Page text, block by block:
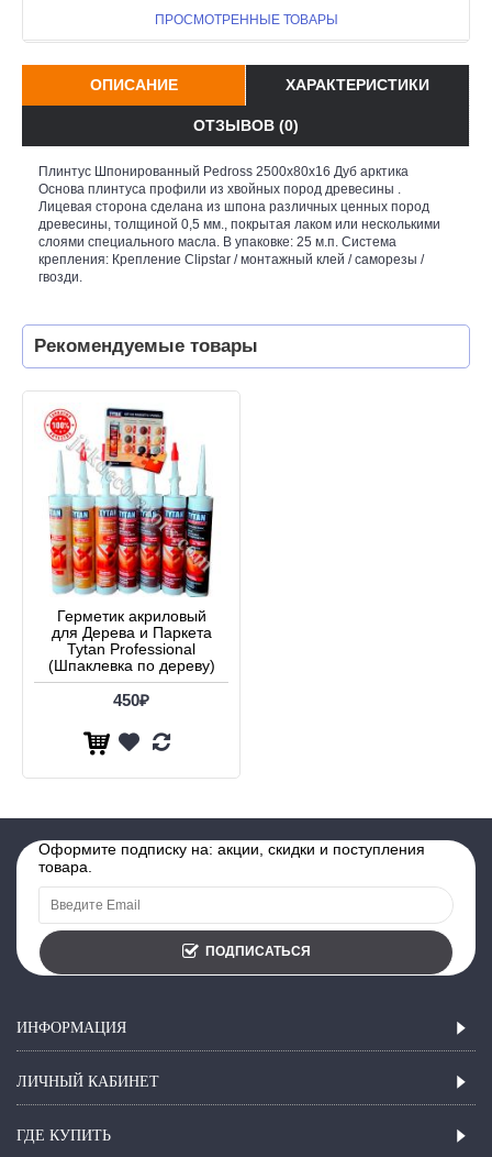
ПРОСМОТРЕННЫЕ ТОВАРЫ
ОПИСАНИЕ ХАРАКТЕРИСТИКИ
ОТЗЫВОВ (0)
Плинтус Шпонированный Pedross 2500х80х16 Дуб арктика
Основа плинтуса профили из хвойных пород древесины .
Лицевая сторона сделана из шпона различных ценных пород
древесины, толщиной 0,5 мм., покрытая лаком или несколькими
слоями специального масла. В упаковке: 25 м.п. Система
крепления: Крепление Clipstar / монтажный клей / саморезы /
гвозди.
Рекомендуемые товары
Герметик акриловый
для Дерева и Паркета
Tytan Professional
(Шпаклевка по дереву)
450₽
Оформите подписку на: акции, скидки и поступления
товара.
ПОДПИСАТЬСЯ
ИНФОРМАЦИЯ
ЛИЧНЫЙ КАБИНЕТ
ГДЕ КУПИТЬ